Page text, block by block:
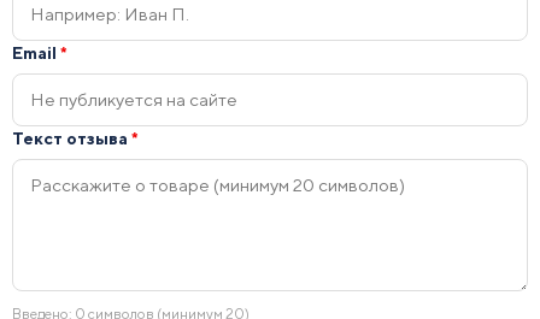
Email *
Текст отзыва *
Введено: 0 символов (минимум 20)